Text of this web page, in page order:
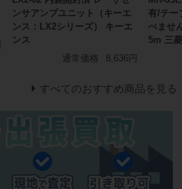
ンサアンプユニット（キーエ
ンス：LX2シリーズ） キーエ
ンス
通常価格
8,636円
有/テー
べませ
5m 三
すべてのおすすめ商品を見る